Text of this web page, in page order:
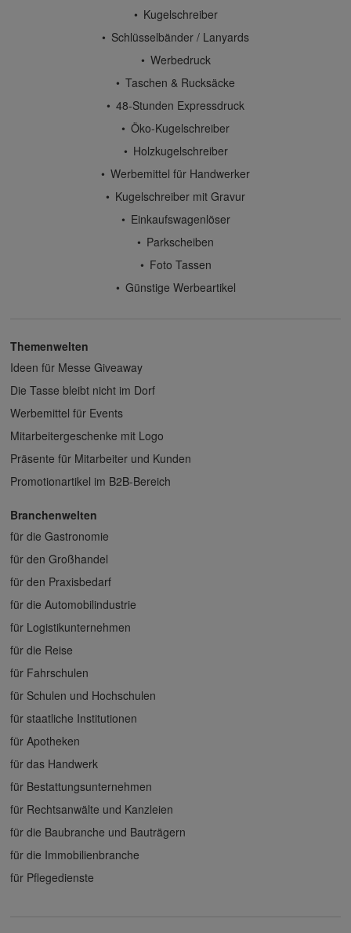
Kugelschreiber
Schlüsselbänder / Lanyards
Werbedruck
Taschen & Rucksäcke
48-Stunden Expressdruck
Öko-Kugelschreiber
Holzkugelschreiber
Werbemittel für Handwerker
Kugelschreiber mit Gravur
Einkaufswagenlöser
Parkscheiben
Foto Tassen
Günstige Werbeartikel
Themenwelten
Ideen für Messe Giveaway
Die Tasse bleibt nicht im Dorf
Werbemittel für Events
Mitarbeitergeschenke mit Logo
Präsente für Mitarbeiter und Kunden
Promotionartikel im B2B-Bereich
Branchenwelten
für die Gastronomie
für den Großhandel
für den Praxisbedarf
für die Automobilindustrie
für Logistikunternehmen
für die Reise
für Fahrschulen
für Schulen und Hochschulen
für staatliche Institutionen
für Apotheken
für das Handwerk
für Bestattungsunternehmen
für Rechtsanwälte und Kanzleien
für die Baubranche und Bauträgern
für die Immobilienbranche
für Pflegedienste